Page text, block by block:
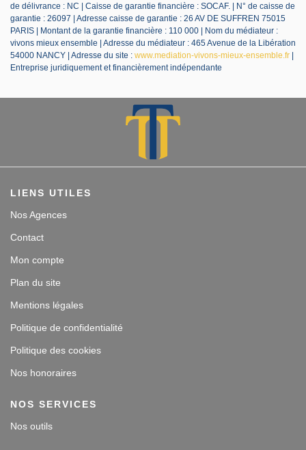
de délivrance : NC | Caisse de garantie financière : SOCAF. | N° de caisse de
garantie : 26097 | Adresse caisse de garantie : 26 AV DE SUFFREN 75015
PARIS | Montant de la garantie financière : 110 000 | Nom du médiateur :
vivons mieux ensemble | Adresse du médiateur : 465 Avenue de la Libération
54000 NANCY | Adresse du site : www.mediation-vivons-mieux-ensemble.fr
Entreprise juridiquement et financièrement indépendante
LIENS UTILES
Nos Agences
Contact
Mon compte
Plan du site
Mentions légales
Politique de confidentialité
Politique des cookies
Nos honoraires
NOS SERVICES
Nos outils